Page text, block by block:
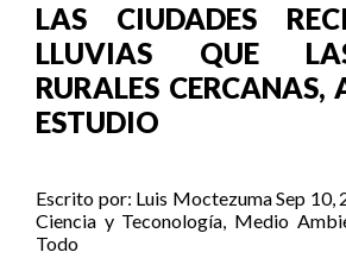
LAS CIUDADES
LLUVIAS QUE
RURALES CERCANAS,
ESTUDIO
Escrito por: Luis MoctezumaSep 10,
Ciencia y Teconología, Medio
Todo